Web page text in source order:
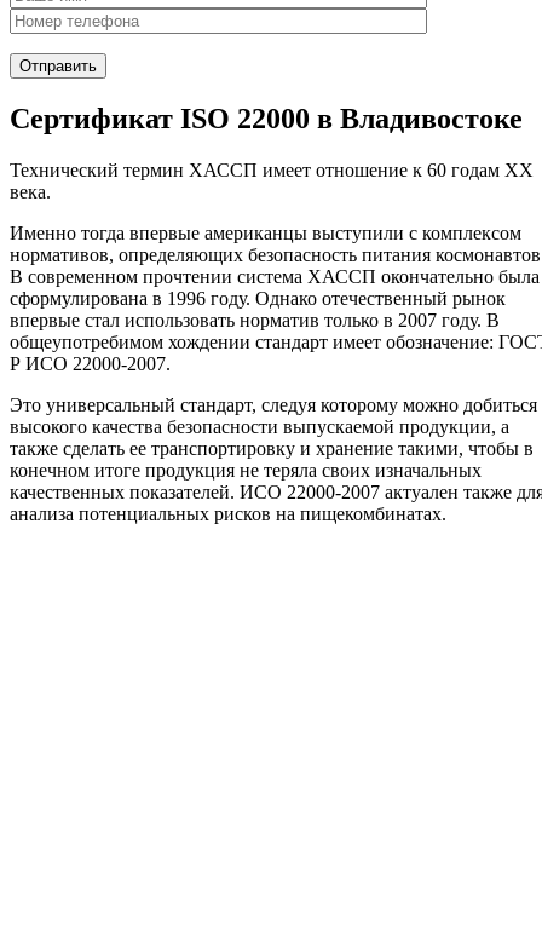
Сертификат ISO 22000 в Владивостоке
Технический термин ХАССП имеет отношение к 60 годам XX
века.
Именно тогда впервые американцы выступили с комплексом
нормативов, определяющих безопасность питания
В современном прочтении система ХАССП окончательно была
сформулирована в 1996 году. Однако отечественный рынок
впервые стал использовать норматив только в 2007 году. В
общеупотребимом хождении стандарт имеет обозначение:
Р ИСО 22000-2007.
Это универсальный стандарт, следуя которому можно добиться
высокого качества безопасности выпускаемой продукции, а
также сделать ее транспортировку и хранение такими, чтобы в
конечном итоге продукция не теряла своих изначальных
качественных показателей. ИСО 22000-2007 актуален также
анализа потенциальных рисков на пищекомбинатах.